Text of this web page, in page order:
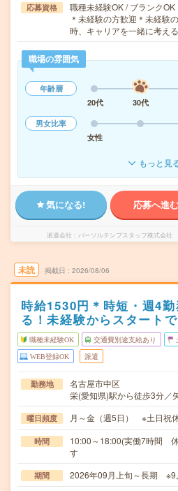
応募資格
職種未経験OK / ブランクOK
＊未経験の方歓迎＊未経験
時、キャリアを一緒に考え
職場の雰囲気
年齢層
20代
30代
男女比率
女性
もっと見
気になる! 応募へ進む
派遣会社 パーソルテンプスタッフ株式会社
未読 掲載日 2026/08/06
時給1530円＊時短・週4
る！未経験からスタート
職種未経験OK 交通費別途支給あり
WEB登録OK 派遣
勤務地
名古屋市中区
栄(愛知県)駅から徒歩3分／
曜日頻度 月～金（週5日） ※土日祝
時間
10:00～18:00(実働7時間
す
期間 2026年09月上旬～長期 ※9